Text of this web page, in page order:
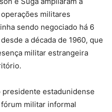
militares
sendo negociado há 6
a década de 1960, que
militar estrangeira
presidente estadunidense
militar informal